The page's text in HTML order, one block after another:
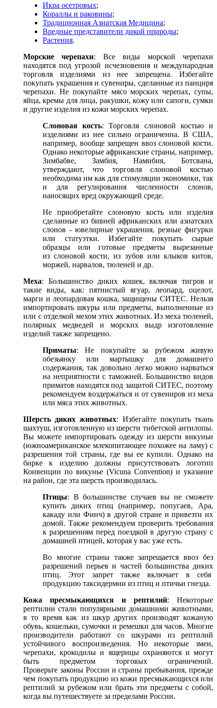
Икра осетровых;
Кораллы и раковины;
Традиционная Азиатская Медицина;
Вредные представители дикой природы;
Растения.
Морские черепахи: Все виды морской черепахи
находятся под угрозой исчезновения и международная
торговля изделиями из нее запрещена. Избегайте
покупать украшения и сувениры, сделанные из панциря
черепахи. Не покупайте мясо морских черепах, супы,
яйца, кремы для лица, ракушки, кожу или сапоги, сумки
и другие изделия из кожи морских черепах.
Слоновая кость: Торговля слоновой костью и
изделиями из нее сильно ограниченна. В США,
например, вообще запрещен ввоз слоновой кости.
Однако некоторые африканские страны, например,
Зимбабве, Замбия, Намибия, Ботсвана,
утверждают, что торговля слоновой костью
необходима им как для стимуляции экономики, так
и для регулирования численности слонов,
наносящих вред окружающей среде.
Не приобретайте слоновую кость или изделия
сделанные из бивней африканских или азиатских
слонов - ювелирные украшения, резные фигурки
или статуэтки. Избегайте покупать сырые
образцы или готовые предметы вырезанные
из слоновой кости, из зубов или клыков китов,
моржей, нарвалов, тюленей и др.
Меха: Большинство диких кошек, включая тигров и
такие виды, как: пятнистый ягуар, леопард, оцелот,
марги и леопардовая кошка, защищены СИТЕС. Нельзя
импортировать шкуры или предметы, выполненные из
или с отделкой мехом этих животных. Из меха тюленей,
полярных медведей и морских выдр изготовление
изделий также запрещено.
Приматы: Не покупайте за рубежом живую
обезьянку или мартышку для домашнего
содержания, так довольно легко можно нарваться
на неприятности с таможней. Большинство видов
приматов находятся под защитой СИТЕС, поэтому
рекомендуем воздержаться и от сувениров из меха
или мяса этих животных.
Шерсть диких животных: Избегайте покупать ткань
шахтуш, изготовленную из шерсти тибетской антилопы.
Вы можете импортировать одежду из шерсти викуньи
(южноамериканское млекопитающее похожее на ламу) с
разрешения той страны, где вы ее купили. Однако на
бирке к изделию должны присутствовать логотип
Конвенции по викунье (Vicuna Convention) и указание
на район, где эта шерсть производилась.
Птицы: В большинстве случаев вы не сможете
купить диких птиц (например, попугаев, Ара,
какаду или Финч) в другой стране и привезти их
домой. Также рекомендуем проверить требования
к разрешениям перед поездкой в другую страну с
домашней птицей, которая у вас уже есть.
Во многие страны также запрещается ввоз без
разрешений перьев и частей большинства диких
птиц. Этот запрет также включает в себя
продукцию таксидермии из птиц и птичьи гнезда.
Кожа пресмыкающихся и рептилий: Некоторые
рептилии стали популярными домашними животными,
в то время как из шкур других производят кожаную
обувь, кошельки, сумочки и ремешки для часов. Многие
производители работают со шкурами из рептилий
устойчивого воспроизведения. Но некоторые змеи,
черепахи, крокодилы и ящерицы охраняются и могут
быть предметом торговых ограничений.
Проверьте законы России и страны пребывания, прежде
чем покупать продукцию из кожи пресмыкающихся или
рептилий за рубежом или брать эти предметы с собой,
когда вы путешествуете за пределами России.